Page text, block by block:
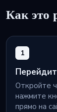
Как это
1
Откройте
нажмите
прямо на